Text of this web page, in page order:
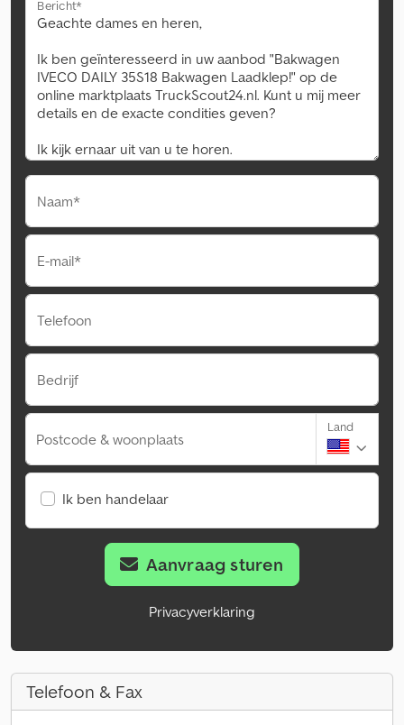
Bericht*
Naam*
E-mail*
Telefoon
Bedrijf
Postcode & woonplaats
Land
Ik ben handelaar
Aanvraag sturen
Privacyverklaring
Telefoon & Fax